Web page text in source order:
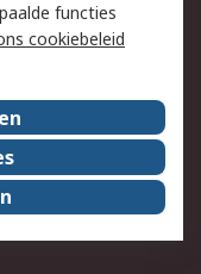
bij RS
functies
cookiebeleid